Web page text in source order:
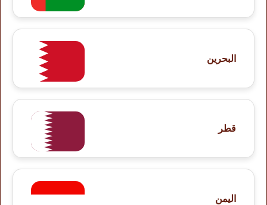
البحرين
قطر
اليمن